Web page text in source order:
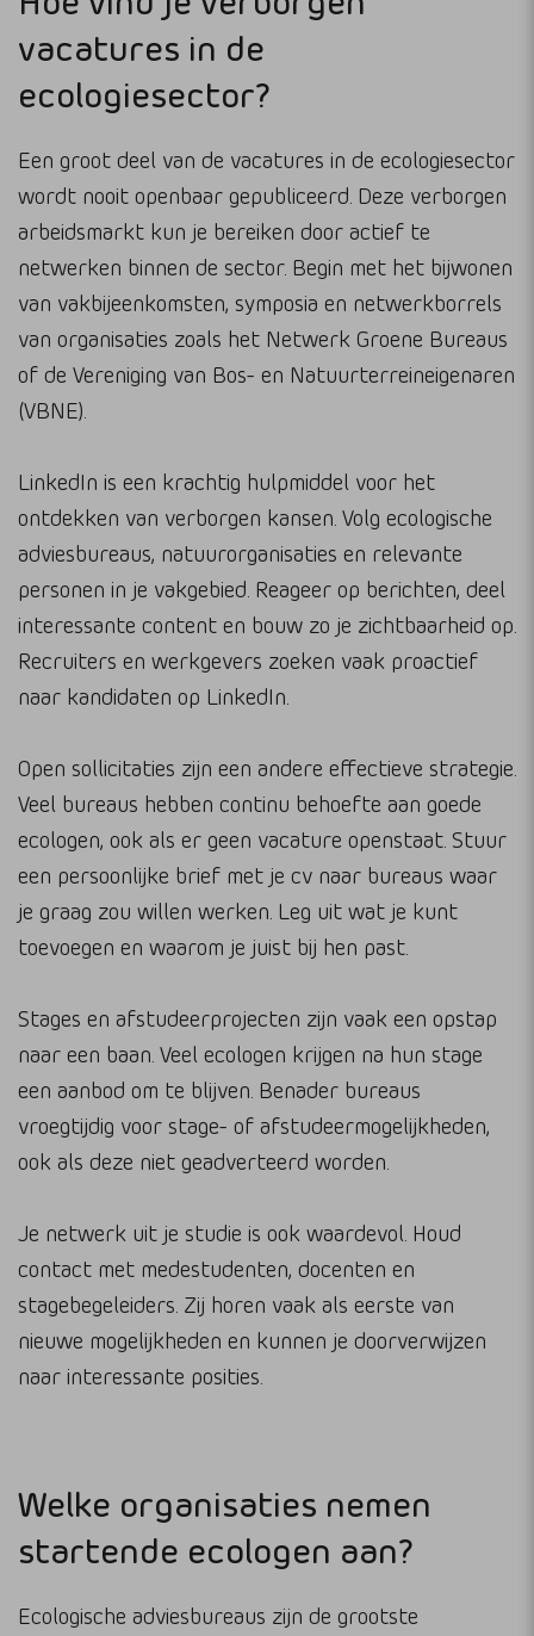
vacatures in de
ecologiesector?
Een groot deel van de vacatures in de ecologiesector
wordt nooit openbaar gepubliceerd. Deze verborgen
arbeidsmarkt kun je bereiken door actief te
netwerken binnen de sector. Begin met het bijwonen
van vakbijeenkomsten, symposia en netwerkborrels
van organisaties zoals het Netwerk Groene Bureaus
of de Vereniging van Bos- en Natuurterreineigenaren
(VBNE).
LinkedIn is een krachtig hulpmiddel voor het
ontdekken van verborgen kansen. Volg ecologische
adviesbureaus, natuurorganisaties en relevante
personen in je vakgebied. Reageer op berichten, deel
interessante content en bouw zo je zichtbaarheid op.
Recruiters en werkgevers zoeken vaak proactief
naar kandidaten op LinkedIn.
Open sollicitaties zijn een andere effectieve strategie.
Veel bureaus hebben continu behoefte aan goede
ecologen, ook als er geen vacature openstaat. Stuur
een persoonlijke brief met je cv naar bureaus waar
je graag zou willen werken. Leg uit wat je kunt
toevoegen en waarom je juist bij hen past.
Stages en afstudeerprojecten zijn vaak een opstap
naar een baan. Veel ecologen krijgen na hun stage
een aanbod om te blijven. Benader bureaus
vroegtijdig voor stage- of afstudeermogelijkheden,
ook als deze niet geadverteerd worden.
Je netwerk uit je studie is ook waardevol. Houd
contact met medestudenten, docenten en
stagebegeleiders. Zij horen vaak als eerste van
nieuwe mogelijkheden en kunnen je doorverwijzen
naar interessante posities.
Welke organisaties nemen
startende ecologen aan?
Ecologische adviesbureaus zijn de grootste